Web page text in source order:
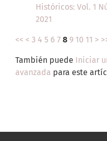
Históricos: Vol. 1
2021
<< < 3 4 5 6 7 8 9 10 11 >
También puede Iniciar
avanzada para este